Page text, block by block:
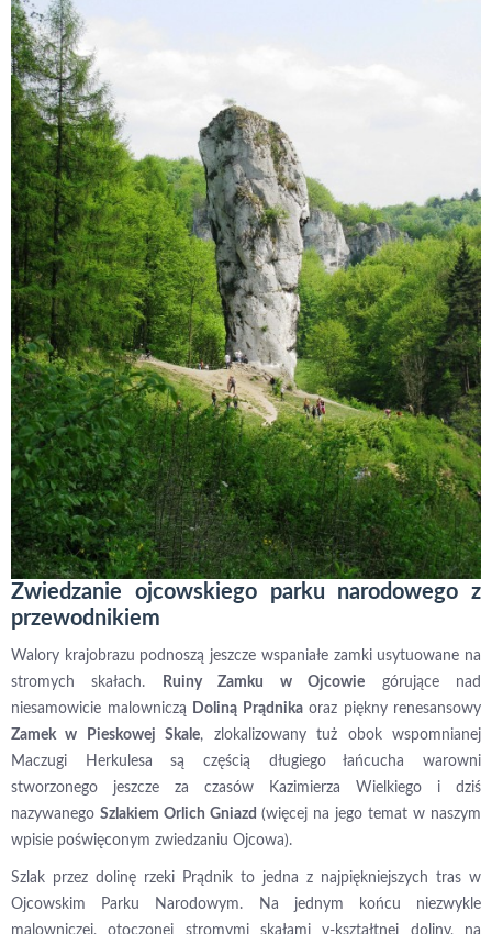
Zwiedzanie ojcowskiego parku narodowego z
przewodnikiem
Walory krajobrazu podnoszą jeszcze wspaniałe zamki usytuowane na
stromych skałach.
Ruiny Zamku w Ojcowie górujące nad
niesamowicie malowniczą
Doliną Prądnikaoraz piękny renesansowy
Zamek w Pieskowej Skale, zlokalizowany tuż obok wspomnianej
Maczugi Herkulesa są częścią długiego łańcucha warowni
stworzonego jeszcze za czasów Kazimierza Wielkiego i dziś
nazywanego Szlakiem Orlich Gniazd (więcej na jego temat w naszym
wpisie poświęconym zwiedzaniu Ojcowa).
Szlak przez dolinę rzeki Prądnik to jedna z najpiękniejszych tras w
Ojcowskim Parku Narodowym. Na jednym końcu niezwykle
malowniczej, otoczonej stromymi skałami v-kształtnej doliny, na